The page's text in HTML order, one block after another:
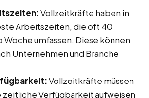
Vollzeitkräfte haben in
Arbeitszeiten, die oft 40
Woche umfassen. Diese können
Unternehmen und Branche
Vollzeitkräfte müssen
zeitliche Verfügbarkeit aufweisen